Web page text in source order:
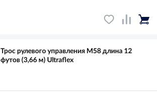
Трос рулевого управления M58 длина 12
футов (3,66 м) Ultraflex